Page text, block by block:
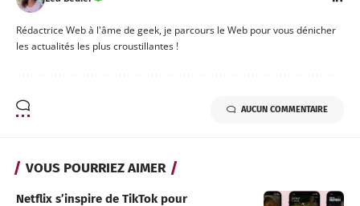
Rédactrice Web à l'âme de geek, je parcours le Web pour vous dénicher
les actualités les plus croustillantes !
AUCUN COMMENTAIRE
VOUS POURRIEZ AIMER
Netflix s’inspire de TikTok pour